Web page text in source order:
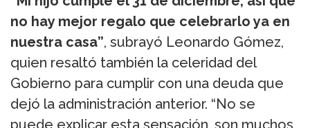
no hay mejor regalo que celebrarlo ya en
nuestra casa”, subrayó Leonardo Gómez,
quien resaltó también la celeridad del
Gobierno para cumplir con una deuda que
dejó la administración anterior. “No se
puede explicar esta sensación, son muchos